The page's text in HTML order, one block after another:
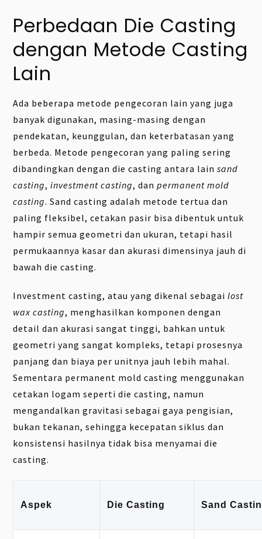
Perbedaan Die Casting
dengan Metode Casting
Lain
Ada beberapa metode pengecoran lain yang juga
banyak digunakan, masing-masing dengan
pendekatan, keunggulan, dan keterbatasan yang
berbeda. Metode pengecoran yang paling sering
dibandingkan dengan die casting antara lainsand
casting,investment casting, danpermanent mold
casting. Sand casting adalah metode tertua dan
paling fleksibel, cetakan pasir bisa dibentuk untuk
hampir semua geometri dan ukuran, tetapi hasil
permukaannya kasar dan akurasi dimensinya jauh di
bawah die casting.
Investment casting, atau yang dikenal sebagailost
wax casting, menghasilkan komponen dengan
detail dan akurasi sangat tinggi, bahkan untuk
geometri yang sangat kompleks, tetapi prosesnya
panjang dan biaya per unitnya jauh lebih mahal.
Sementara permanent mold casting menggunakan
cetakan logam seperti die casting, namun
mengandalkan gravitasi sebagai gaya pengisian,
bukan tekanan, sehingga kecepatan siklus dan
konsistensi hasilnya tidak bisa menyamai die
casting.
Aspek Die Casting Sand